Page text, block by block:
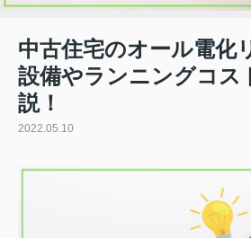
中古住宅のオール電化
設備やランニングコス
説！
2022.05.10